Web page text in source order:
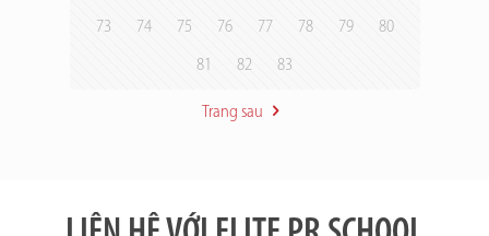
73 74 75 76 77 78 79 80
81 82 83
Trang sau